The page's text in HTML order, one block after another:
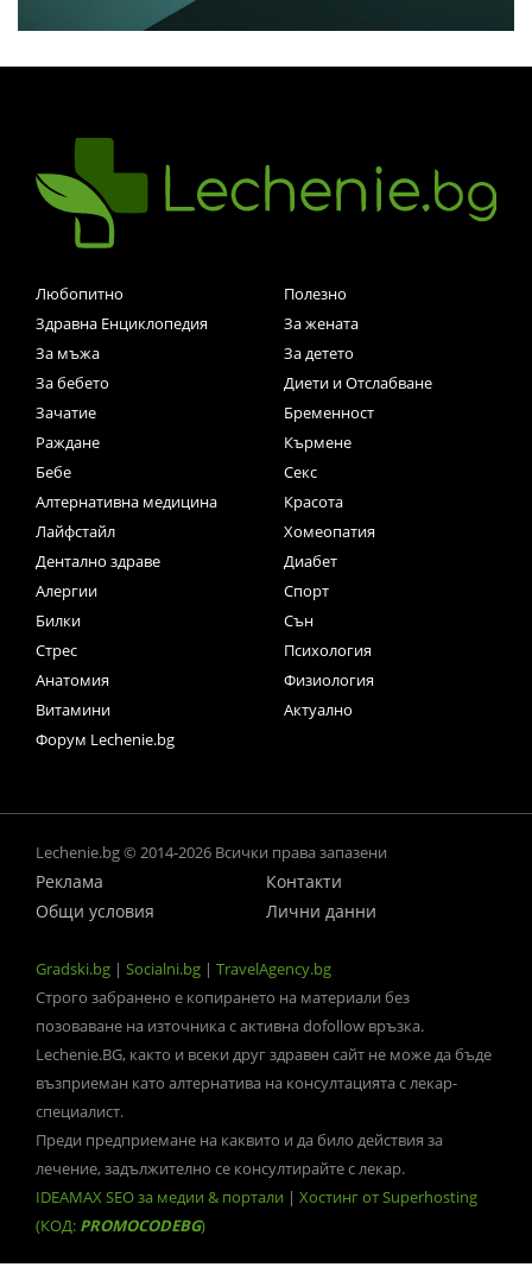
Любопитно
Полезно
Здравна Енциклопедия
За жената
За мъжа
За детето
За бебето
Диети и Отслабване
Зачатие
Бременност
Раждане
Кърмене
Бебе
Секс
Алтернативна медицина
Красота
Лайфстайл
Хомеопатия
Дентално здраве
Диабет
Алергии
Спорт
Билки
Сън
Стрес
Психология
Анатомия
Физиология
Витамини
Актуално
Форум Lechenie.bg
Lechenie.bg © 2014-2026 Всички права запазени
Реклама
Контакти
Общи условия
Лични данни
Gradski.bg | Socialni.bg | TravelAgency.bg
Строго забранено е копирането на материали без
позоваване на източника с активна dofollow връзка.
Lechenie.BG, както и всеки друг здравен сайт не може да бъде
възприеман като алтернатива на консултацията с лекар-
специалист.
Преди предприемане на каквито и да било действия за
лечение, задължително се консултирайте с лекар.
IDEAMAX SEO за медии & портали | Хостинг от Superhosting
(КОД: PROMOCODEBG)